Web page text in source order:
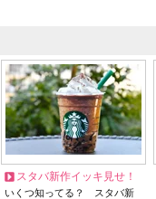
スタバ新作イッキ見せ！
いくつ知ってる？ スタバ新